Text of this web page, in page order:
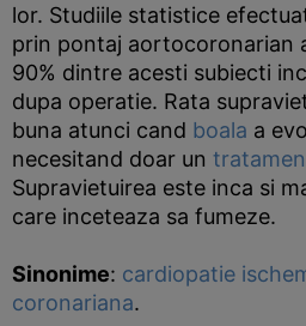
lor. Studiile statistice
prin pontaj aortocoronarian
90% dintre acesti subiecti
dupa operatie. Rata
buna atunci cand boala a
necesitand doar un
Supravietuirea este inca si
care inceteaza sa fumeze.
Sinonime: cardiopatie
coronariana.